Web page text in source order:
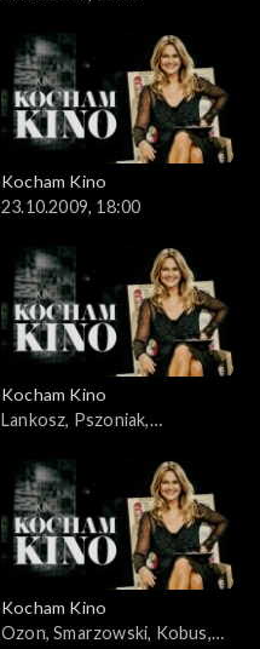
Kocham Kino
23.10.2009, 18:00
Kocham Kino
Lankosz, Pszoniak,
Kocham Kino
Ozon, Smarzowski, Kobus,